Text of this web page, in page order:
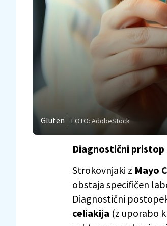
Gluten FOTO: AdobeStock
Diagnostični
Strokovnjaki z Mayo
obstaja specifičen
Diagnostični
celiakija (z uporabo